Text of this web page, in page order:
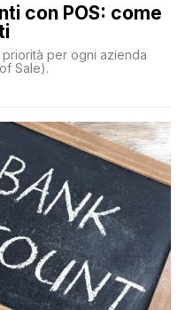
con POS: come
per ogni azienda
Sale).